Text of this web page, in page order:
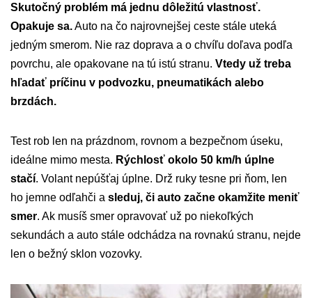
Skutočný problém má jednu dôležitú vlastnosť.
Opakuje sa.Auto na čo najrovnejšej ceste stále uteká
jedným smerom. Nie raz doprava a o chvíľu doľava podľa
povrchu, ale opakovane na tú istú stranu. Vtedy už treba
hľadať príčinu v podvozku, pneumatikách alebo
brzdách.
Test rob len na prázdnom, rovnom a bezpečnom úseku,
ideálne mimo mesta. Rýchlosť okolo 50 km/h úplne
stačí. Volant nepúšťaj úplne. Drž ruky tesne pri ňom, len
ho jemne odľahči a sleduj, či auto začne okamžite meniť
smer. Ak musíš smer opravovať už po niekoľkých
sekundách a auto stále odchádza na rovnakú stranu, nejde
len o bežný sklon vozovky.